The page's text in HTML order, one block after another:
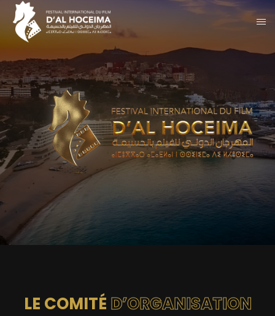
LE COMITÉ D’ORGANISATION